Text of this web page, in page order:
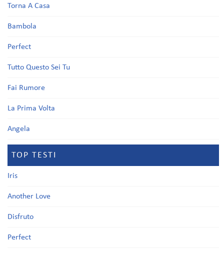
Torna A Casa
Bambola
Perfect
Tutto Questo Sei Tu
Fai Rumore
La Prima Volta
Angela
TOP TESTI
Iris
Another Love
Disfruto
Perfect